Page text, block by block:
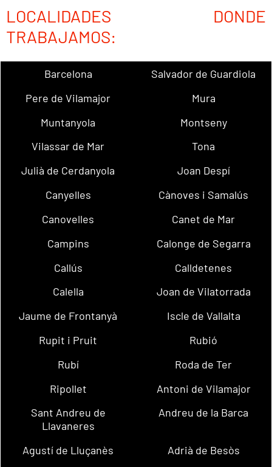
LOCALIDADES DONDE
TRABAJAMOS:
Barcelona
Salvador de Guardiola
Pere de Vilamajor
Mura
Muntanyola
Montseny
Vilassar de Mar
Tona
Julià de Cerdanyola
Joan Despí
Canyelles
Cànoves i Samalús
Canovelles
Canet de Mar
Campins
Calonge de Segarra
Callús
Calldetenes
Calella
Joan de Vilatorrada
Jaume de Frontanyà
Iscle de Vallalta
Rupit i Pruit
Rubió
Rubí
Roda de Ter
Ripollet
Antoni de Vilamajor
Sant Andreu de
Llavaneres
Andreu de la Barca
Agustí de Lluçanès
Adrià de Besòs